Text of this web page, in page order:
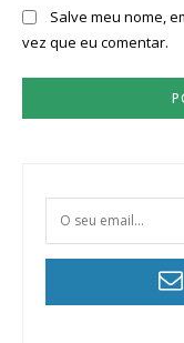
Salve meu nome,
vez que eu comentar.